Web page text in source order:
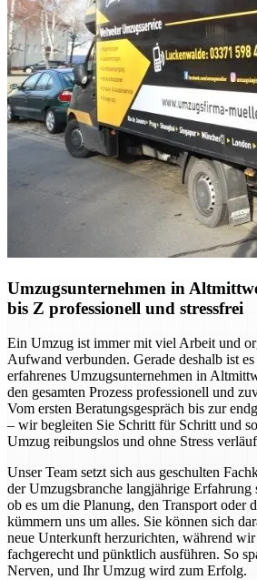
Umzugsunternehmen in
bis Z professionell und stressfrei
Ein Umzug ist immer mit viel Arbeit und
Aufwand verbunden. Gerade deshalb ist
erfahrenes Umzugsunternehmen in
den gesamten Prozess professionell und
Vom ersten Beratungsgespräch bis zur
– wir begleiten Sie Schritt für Schritt und
Umzug reibungslos und ohne Stress
Unser Team setzt sich aus geschulten
der Umzugsbranche langjährige Erfahrung
ob es um die Planung, den Transport oder
kümmern uns um alles. Sie können sich
neue Unterkunft herzurichten, während
fachgerecht und pünktlich ausführen. So
Nerven, und Ihr Umzug wird zum Erfolg.